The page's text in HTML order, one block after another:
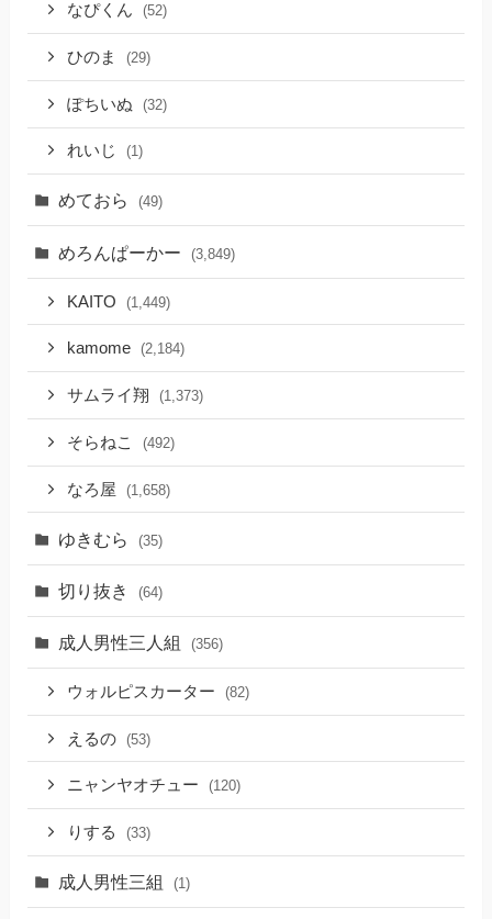
なぴくん (52)
ひのま (29)
ぽちいぬ (32)
れいじ (1)
めておら (49)
めろんぱーかー (3,849)
KAITO (1,449)
kamome (2,184)
サムライ翔 (1,373)
そらねこ (492)
なろ屋 (1,658)
ゆきむら (35)
切り抜き (64)
成人男性三人組 (356)
ウォルピスカーター (82)
えるの (53)
ニャンヤオチュー (120)
りする (33)
成人男性三組 (1)